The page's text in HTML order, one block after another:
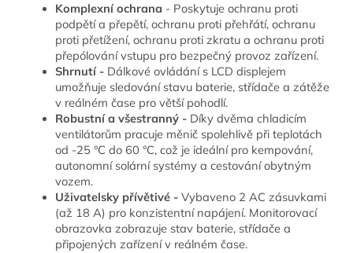
Komplexní ochrana - Poskytuje ochranu proti
podpětí a přepětí, ochranu proti přehřátí, ochranu
proti přetížení, ochranu proti zkratu a ochranu proti
přepólování vstupu pro bezpečný provoz zařízení.
Shrnutí - Dálkové ovládání s LCD displejem
umožňuje sledování stavu baterie, střídače a zátěže
v reálném čase pro větší pohodlí.
Robustní a všestranný - Díky dvěma chladicím
ventilátorům pracuje měnič spolehlivě při teplotách
od -25 °C do 60 °C, což je ideální pro kempování,
autonomní solární systémy a cestování obytným
vozem.
Uživatelsky přívětivé - Vybaveno 2 AC zásuvkami
(až 18 A) pro konzistentní napájení. Monitorovací
obrazovka zobrazuje stav baterie, střídače a
připojených zařízení v reálném čase.